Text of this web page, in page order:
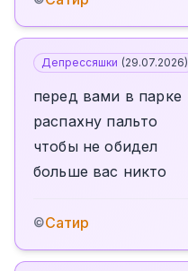
Депрессяшки (29.07.2026)
перед вами в парке
распахну пальто
чтобы не обидел
больше вас никто
©Сатир